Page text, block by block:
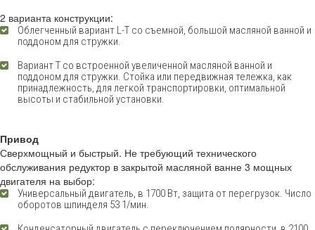
2 варианта конструкции:
Облегченный вариант L-T со съемной, большой масляной ванной и
поддоном для стружки.
Вариант Т со встроенной увеличенной масляной ванной и
поддоном для стружки. Стойка или передвижная тележка, как
принадлежность, для легкой транспортировки, оптимальной
высоты и стабильной установки.
Привод
Сверхмощный и быстрый. Не требующий технического
обслуживания редуктор в закрытой масляной ванне 3 мощных
двигателя на выбор:
Универсальный двигатель, в 1700 Вт, защита от перегрузок. Число
оборотов шпинделя 53 1/мин.